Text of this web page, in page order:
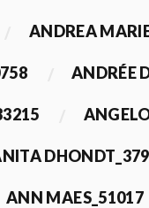
ANDREA
ANDRÉE
ANN MAES_51017